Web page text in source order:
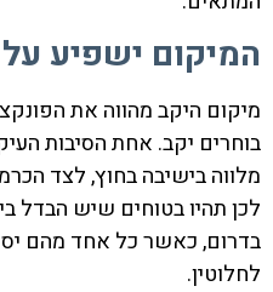
המיקום ישפיע
מיקום היקב מהווה את
בוחרים יקב. אחת הסיבות
מלווה בישיבה בחוץ, לצד
לכן תהיו בטוחים שיש הבדל
בדרום, כאשר כל אחד מהם
לחלוטין.